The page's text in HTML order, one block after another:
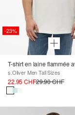
-23%
s.Oliver Men Tall Sizes
22.95 CHF29.90 CHF